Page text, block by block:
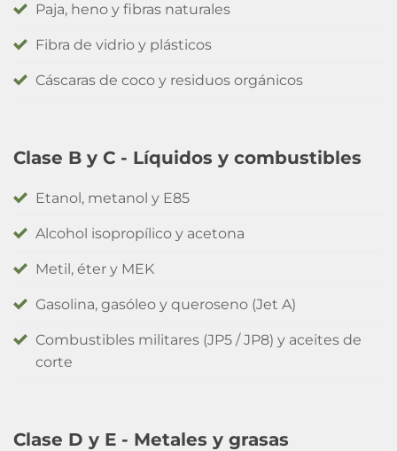
Paja, heno y fibras naturales
Fibra de vidrio y plásticos
Cáscaras de coco y residuos orgánicos
Clase B y C - Líquidos y combustibles
Etanol, metanol y E85
Alcohol isopropílico y acetona
Metil, éter y MEK
Gasolina, gasóleo y queroseno (Jet A)
Combustibles militares (JP5 / JP8) y aceites de
corte
Clase D y E - Metales y grasas